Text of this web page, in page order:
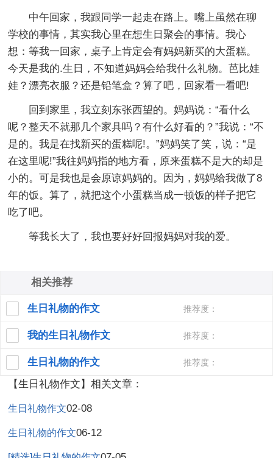
中午回家，我跟同学一起走在路上。嘴上虽然在聊
学校的事情，其实我心里在想生日聚会的事情。我心
想：等我一回家，桌子上肯定会有妈妈新买的大蛋糕。
今天是我的.生日，不知道妈妈会给我什么礼物。芭比娃
娃？漂亮衣服？还是铅笔盒？算了吧，回家看一看吧!
回到家里，我立刻东张西望的。妈妈说：“看什么
呢？整天不就那几个家具吗？有什么好看的？”我说：“不
是的。我是在找新买的蛋糕呢!。”妈妈笑了笑，说：“是
在这里呢!”我往妈妈指的地方看，原来蛋糕不是大的却是
小的。可是我也是会原谅妈妈的。因为，妈妈给我做了8
年的饭。算了，就把这个小蛋糕当成一顿饭的样子把它
吃了吧。
等我长大了，我也要好好回报妈妈对我的爱。
生日礼物的作文 推荐度：
我的生日礼物作文 推荐度：
生日礼物的作文 推荐度：
相关推荐
【生日礼物作文】相关文章：
生日礼物作文02-08
生日礼物的作文06-12